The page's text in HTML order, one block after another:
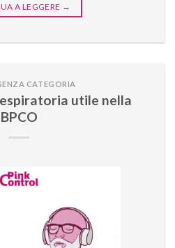
A LEGGERE →
CATEGORIA
utile nella
BPCO